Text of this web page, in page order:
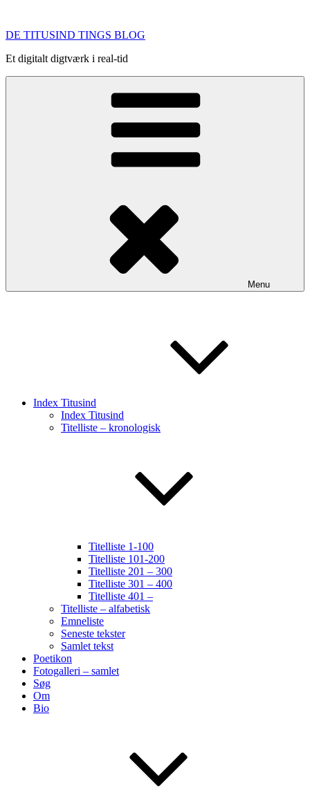
indhold
DE TITUSIND TINGS BLOG
Et digitalt digtværk i real-tid
Menu
Index Titusind
Index Titusind
Titelliste – kronologisk
Titelliste 1-100
Titelliste 101-200
Titelliste 201 – 300
Titelliste 301 – 400
Titelliste 401 –
Titelliste – alfabetisk
Emneliste
Seneste tekster
Samlet tekst
Poetikon
Fotogalleri – samlet
Søg
Om
Bio